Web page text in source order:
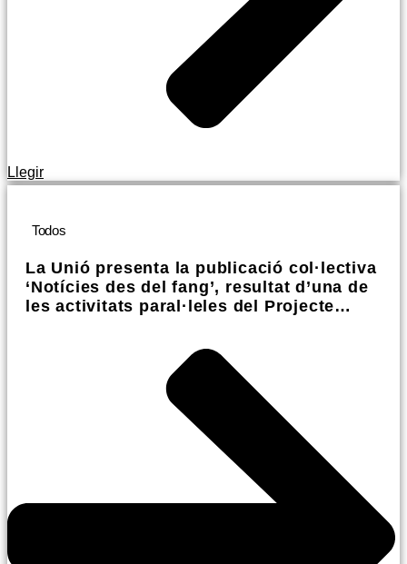
Llegir
Todos
La Unió presenta la publicació col·lectiva
‘Notícies des del fang’, resultat d’una de
les activitats paral·leles del Projecte